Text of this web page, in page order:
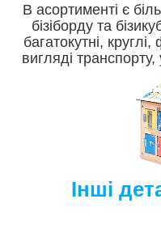
В асортименті є
бізіборду та
багатокутні,
вигляді
Інші